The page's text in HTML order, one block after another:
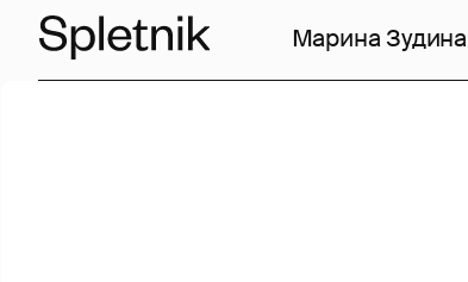
Марина Зудина